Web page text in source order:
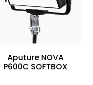
Aputure NOVA
P600C SOFTBOX